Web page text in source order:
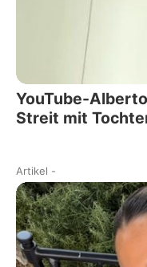
YouTube-
Streit mit
Artikel -